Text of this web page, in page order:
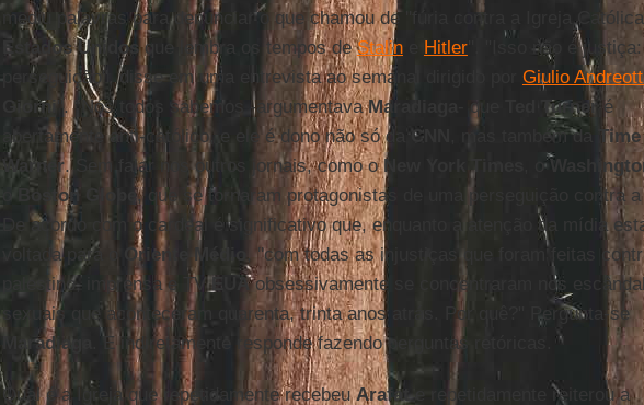
mediu palavras para denunciar o que chamou de ''fúria contra a Igreja
Estados Unidosque lembra os tempos deStaline Hitler''. "Isso não é
perseguição", disse em uma entrevista ao semanal dirigido por Giulio
Giorni". “Nós todos sabemos -argumentavaMaradiaga - que Ted Turneré
abertamente anti-católico, e ele é dono não só da CNN , mas também da
Time
Warner. Sem falar nos outros jornais, como oNew York Times , o
o
Boston Globe, que se tornaram protagonistas de uma perseguição contra
De acordo com o cardeal é significativo que, enquanto a atenção da mídia
voltada para o
Oriente Médio
, ''com todas as injustiças que foram feitas
palestino, imprensa e TVEUAobsessivamente se concentraram nos
sexuais que aconteceram quarenta, trinta anos atrás. Por quê?" Pergunta-se
Maradiaga
. E indiretamente responde fazendo perguntas retóricas.
Qual é a Igreja que repetidamente recebeuArafate repetidamente reiterou a